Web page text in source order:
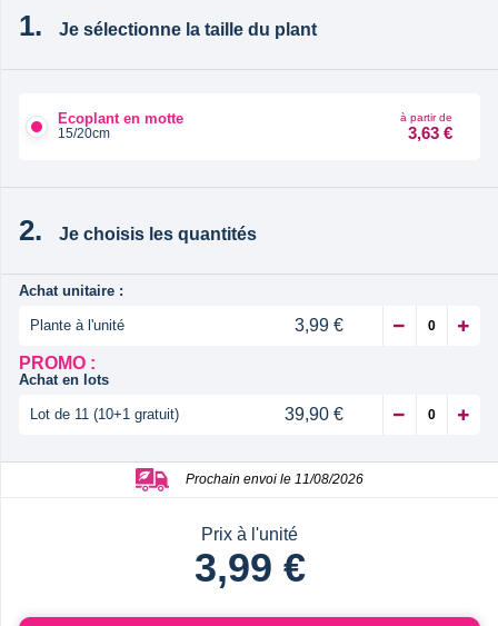
Je sélectionne la taille du plant
Ecoplant en motte
15/20cm
à partir de
3,63 €
Je choisis les quantités
Achat unitaire :
Plante à l'unité
3,99 €
PROMO :
Achat en lots
Lot de 11 (10+1 gratuit) 39,90 €
Prochain envoi le 11/08/2026
Prix à l'unité
3,99 €